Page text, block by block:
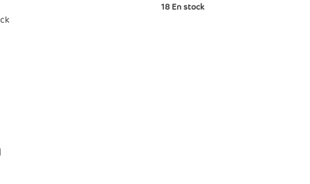
18 En stock